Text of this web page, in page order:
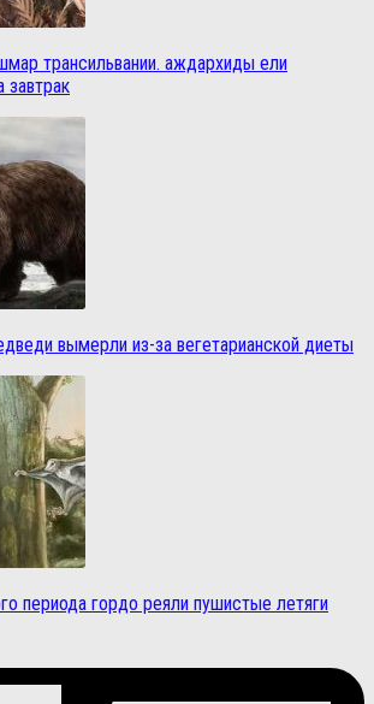
трансильвании. аждархиды ели
завтрак
вымерли из-за вегетарианской диеты
периода гордо реяли пушистые летяги